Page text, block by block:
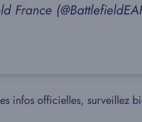
France
infos officielles, surveillez